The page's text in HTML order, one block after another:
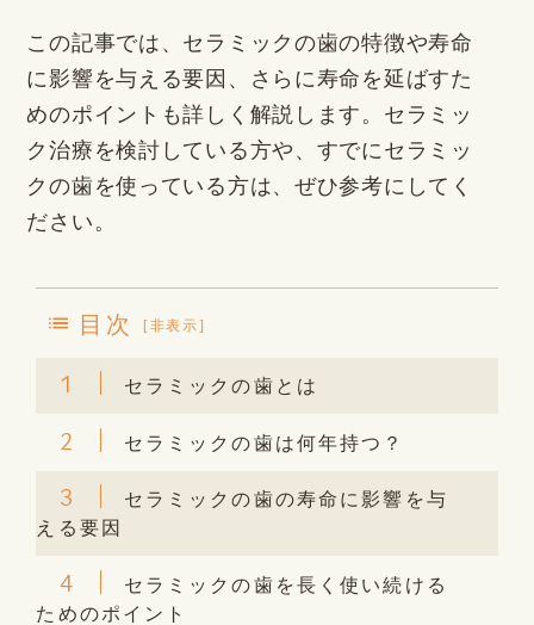
この記事では、セラミックの歯の特徴や寿命
に影響を与える要因、さらに寿命を延ばすた
めのポイントも詳しく解説します。セラミッ
ク治療を検討している方や、すでにセラミッ
クの歯を使っている方は、ぜひ参考にしてく
ださい。
目次 [非表示]
1 セラミックの歯とは
2 セラミックの歯は何年持つ？
3
セラミックの歯の寿命に影響を与
える要因
4
セラミックの歯を長く使い続ける
ためのポイント